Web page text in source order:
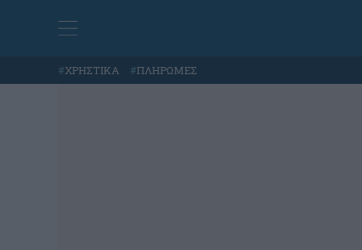
#ΧΡΗΣΤΙΚΑ #ΠΛΗΡΩΜΕΣ